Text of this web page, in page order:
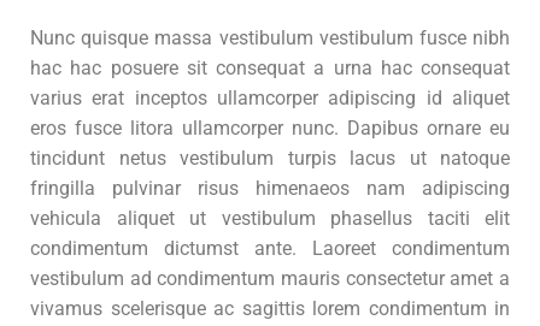
Nunc quisque massa vestibulum vestibulum fusce nibh
hac hac posuere sit consequat a urna hac consequat
varius erat inceptos ullamcorper adipiscing id aliquet
eros fusce litora ullamcorper nunc. Dapibus ornare eu
tincidunt netus vestibulum turpis lacus ut natoque
fringilla pulvinar risus himenaeos nam adipiscing
vehicula aliquet ut vestibulum phasellus taciti elit
condimentum dictumst ante. Laoreet condimentum
vestibulum ad condimentum mauris consectetur amet a
vivamus scelerisque ac sagittis lorem condimentum in